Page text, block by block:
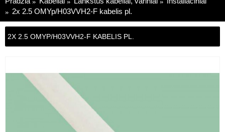
2x 2.5 OMYp/H03VVH2-F kabelis pl.
2X 2.5 OMYP/H03VVH2-F KABELIS PL.